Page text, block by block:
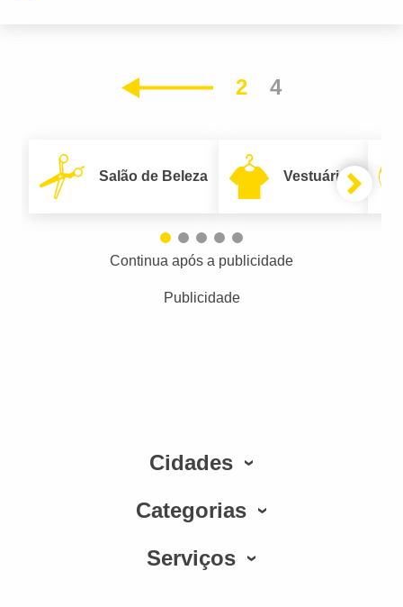
2 4
Salão de Beleza Vestuário
Continua após a publicidade
Publicidade
Cidades
Categorias
Serviços